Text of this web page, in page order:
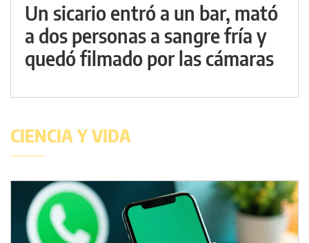
Un sicario entró a un bar, mató
a dos personas a sangre fría y
quedó filmado por las cámaras
CIENCIA Y VIDA